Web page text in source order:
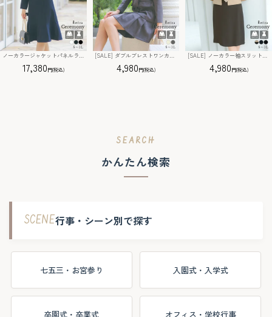
ノーカラージャケットパネルラインワンピースセットアップセレモニースーツ (S～XXLサイズ)
17,380
[SALE] ダブルブレストワンカラーセレモニースーツ (Sサイズ～XXLサイズ)(アイボリー/グレー)
4,980
[SALE] ノーカラー袖スリットベージュジャケット×ノースリーブ膝下ワンピース セットアップセレモニースーツ(Sサイズ～3Lサイズ)
4,980
SEARCH
かんたん検索
SCENE行事・シーン別で探す
七五三・お宮参り 入園式・入学式
卒園式・卒業式 オフィス・学校行事